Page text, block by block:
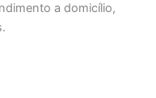
a domicílio,